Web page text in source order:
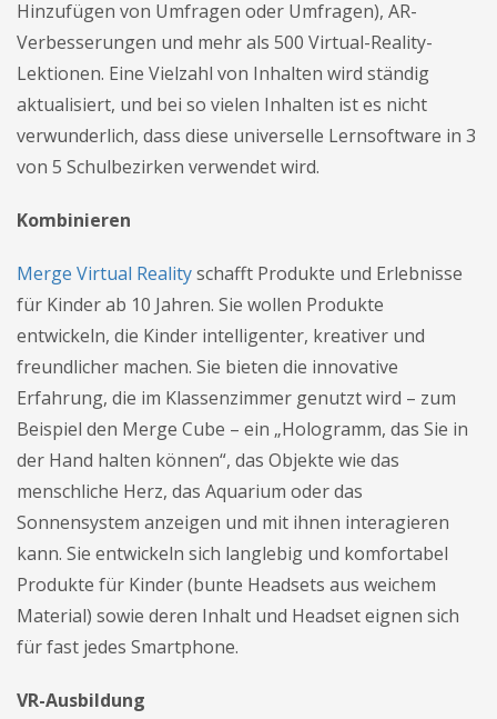
Hinzufügen von Umfragen oder Umfragen), AR-
Verbesserungen und mehr als 500 Virtual-Reality-
Lektionen. Eine Vielzahl von Inhalten wird ständig
aktualisiert, und bei so vielen Inhalten ist es nicht
verwunderlich, dass diese universelle Lernsoftware in 3
von 5 Schulbezirken verwendet wird.
Kombinieren
Merge Virtual Realityschafft Produkte und Erlebnisse
für Kinder ab 10 Jahren. Sie wollen Produkte
entwickeln, die Kinder intelligenter, kreativer und
freundlicher machen. Sie bieten die innovative
Erfahrung, die im Klassenzimmer genutzt wird – zum
Beispiel den Merge Cube – ein „Hologramm, das Sie in
der Hand halten können“, das Objekte wie das
menschliche Herz, das Aquarium oder das
Sonnensystem anzeigen und mit ihnen interagieren
kann. Sie entwickeln sich langlebig und komfortabel
Produkte für Kinder (bunte Headsets aus weichem
Material) sowie deren Inhalt und Headset eignen sich
für fast jedes Smartphone.
VR-Ausbildung